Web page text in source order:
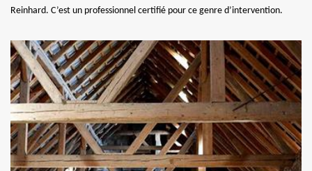
Reinhard. C’est un professionnel certifié pour ce genre d’intervention.